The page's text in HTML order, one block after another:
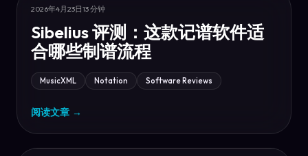
2026年4月23日13 分钟
Sibelius 评测：这款记谱软件适
合哪些制谱流程
MusicXML Notation Software Reviews
阅读文章 →